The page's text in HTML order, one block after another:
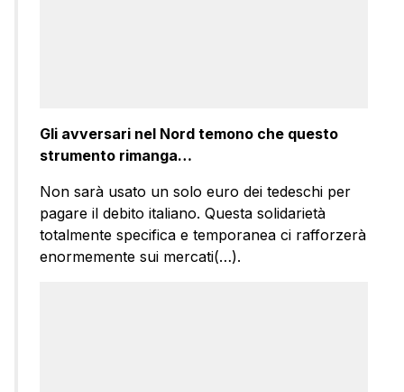
Gli avversari nel Nord temono che questo
strumento rimanga…
Non sarà usato un solo euro dei tedeschi per
pagare il debito italiano. Questa solidarietà
totalmente specifica e temporanea ci rafforzerà
enormemente sui mercati(…).